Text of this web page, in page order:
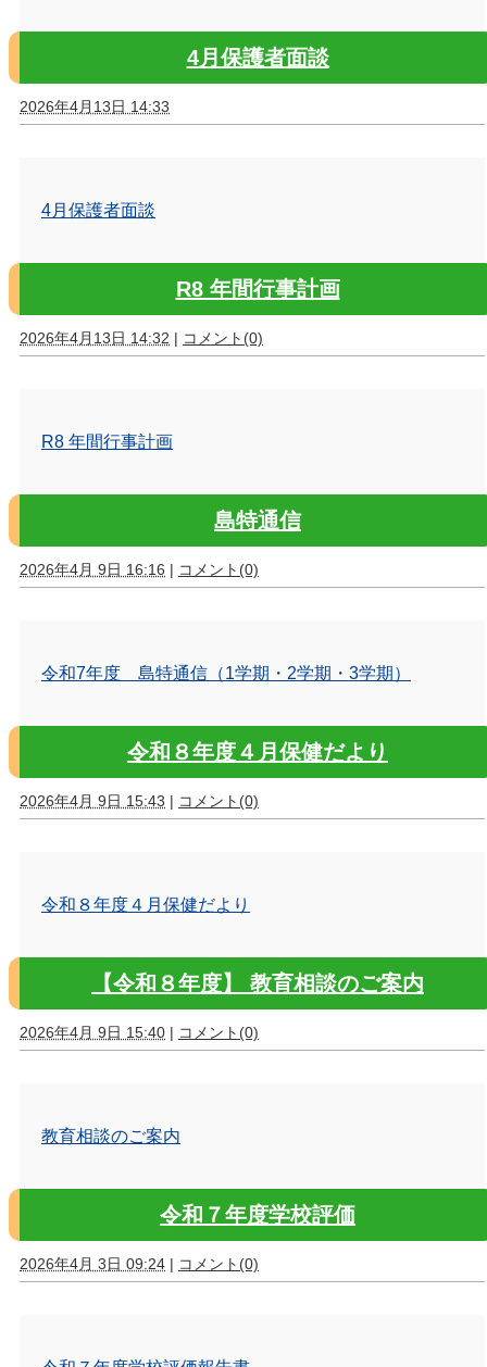
4月保護者面談
2026年4月13日 14:33
4月保護者面談
R8 年間行事計画
2026年4月13日 14:32 | コメント(0)
R8 年間行事計画
島特通信
2026年4月 9日 16:16 | コメント(0)
令和7年度 島特通信（1学期・2学期・3学期）
令和８年度４月保健だより
2026年4月 9日 15:43 | コメント(0)
令和８年度４月保健だより
【令和８年度】 教育相談のご案内
2026年4月 9日 15:40 | コメント(0)
教育相談のご案内
令和７年度学校評価
2026年4月 3日 09:24 | コメント(0)